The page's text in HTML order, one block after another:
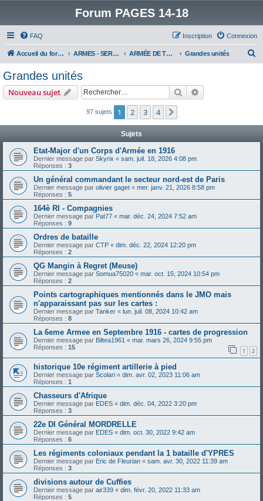
Forum PAGES 14-18
FAQ Connexion
Inscription
Accueil du forum ARMES - SERVICES - UNITES : historiques & discussions ARMÉE DE TERRE Grandes unités
Grandes unités
Nouveau sujet Rechercher
97 sujets 1 2 3 4
Sujets
Etat-Major d'un Corps d'Armée en 1916
Dernier message par Skyrix « sam. juil. 18, 2026 4:08 pm
Réponses : 3
Un général commandant le secteur nord-est de Paris
Dernier message par olivier gaget « mer. janv. 21, 2026 8:58 pm
Réponses : 5
164è RI - Compagnies
Dernier message par Pat77 « mar. déc. 24, 2024 7:52 am
Réponses : 9
Ordres de bataille
Dernier message par CTP « dim. déc. 22, 2024 12:20 pm
Réponses : 2
QG Mangin à Regret (Meuse)
Dernier message par Somua75020 « mar. oct. 15, 2024 10:54 pm
Réponses : 2
Points cartographiques mentionnés dans le JMO mais
n'apparaissant pas sur les cartes :
Dernier message par Tanker « lun. juil. 08, 2024 10:42 am
Réponses : 8
La 6eme Armee en Septembre 1916 - cartes de progression
Dernier message par Biltea1961 « mar. mars 26, 2024 9:55 pm
Réponses : 15 1 2
historique 10e régiment artillerie à pied
Dernier message par Scolari « dim. avr. 02, 2023 11:06 am
Réponses : 1
Chasseurs d'Afrique
Dernier message par EDES « dim. déc. 04, 2022 3:20 pm
Réponses : 3
22e DI Général MORDRELLE
Dernier message par EDES « dim. oct. 30, 2022 9:42 am
Réponses : 6
Les régiments coloniaux pendant la 1 bataille d'YPRES
Dernier message par Eric de Fleurian « sam. avr. 30, 2022 11:39 am
Réponses : 3
divisions autour de Cuffies
Dernier message par air339 « dim. févr. 20, 2022 11:33 am
Réponses : 5